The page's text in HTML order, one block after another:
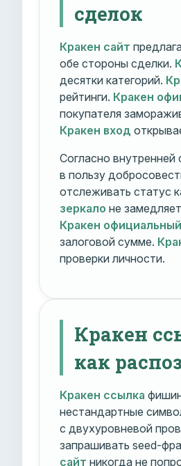
сделок
Кракен сайт
обе стороны сделки.
десятки категорий.
рейтинги. Кракен
покупателя
Кракен вход
Согласно внутренней
в пользу
отслеживать статус
зеркало не
Кракен
залоговой сумме.
проверки личности.
Кракен
как
Кракен ссылка
нестандартные
с двухуровневой
запрашивать seed-
сайт никогда не